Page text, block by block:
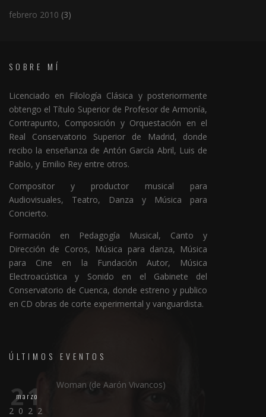
febrero 2010 (3)
SOBRE MÍ
Licenciado en Filología Clásica y posteriormente
obtengo el Título Superior de Profesor de Armonía,
Contrapunto, Composición y Orquestación en el
Real Conservatorio Superior de Madrid, donde
recibo la enseñanza de Antón García Abril, Luis de
Pablo, y Emilio Rey entre otros.
Compositor y productor musical para
Audiovisuales, Teatro, Danza y Música para
Concierto.
Formación en Pedagogía Musical, Canto y
Dirección de Coros, Música para danza, Música
para Cine en la Fundación Autor, Música
Electroacústica y Sonido en el Gabinete del
Conservatorio de Cuenca, donde estreno y publico
en CD obras de corte experimental y vanguardista.
ÚLTIMOS EVENTOS
21
marzo
2022
Woman (de Aarón Vivancos)